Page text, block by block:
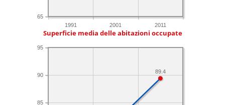
1991 2001 2011
65
Superficie media delle abitazioni occupate
85
90
95
89.4